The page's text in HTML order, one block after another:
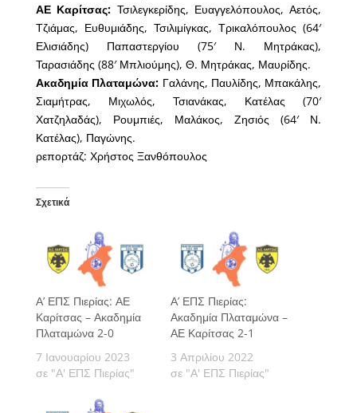
ΑΕ Καρίτσας: Τσιλεγκερίδης, Ευαγγελόπουλος, Αετός,
Τζιάμας, Ευθυμιάδης, Τσιλιμίγκας, Τρικαλόπουλος (64′
Ελισιάδης) Παπαστεργίου (75′ Ν. Μητράκας),
Ταρασιάδης (88′ Μπλιούμης), Θ. Μητράκας, Μαυρίδης.
Ακαδημία Πλαταμώνα: Γαλάνης, Παυλίδης, Μπακάλης,
Σιαμήτρας, Μιχωλός, Τσιανάκας, Κατέλας (70′
Χατζηλαδάς), Ρουμπιές, Μαλάκος, Ζησιός (64′ Ν.
Κατέλας), Παγώνης.
ρεπορτάζ: Χρήστος Ξανθόπουλος
Σχετικά
Α’ ΕΠΣ Πιερίας: ΑΕ
Καρίτσας – Ακαδημία
Πλαταμώνα 2-0
7 Ιανουαρίου 2023
σε "Α' ΕΠΣ Πιερίας"
Α’ ΕΠΣ Πιερίας:
Ακαδημία Πλαταμώνα –
ΑΕ Καρίτσας 2-1
3 Απριλίου 2022
σε "Α' ΕΠΣ Πιερίας"